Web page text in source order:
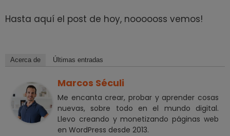
Hasta aquí el post de hoy, noooooss vemos!
Acerca de Últimas entradas
Marcos Séculi
Me encanta crear, probar y aprender cosas
nuevas, sobre todo en el mundo digital.
Llevo creando y monetizando páginas web
en WordPress desde 2013.